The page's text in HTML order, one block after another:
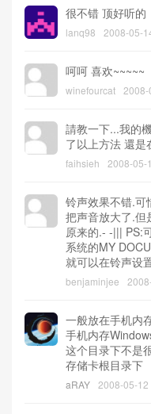
很不错 顶好听的
lanq98 2008-05-
呵呵 喜欢~~~~~
winefourcat
請教一下...我的
了以上方法 還
faihsieh 2008-05-
铃声效果不错.可
把声音放大了.但
原来的.- -||| PS:
系统的MY
就可以在铃声设
benjaminjee
一般放在手机内
手机内存
这个目录下不是
存储卡根目录下
aRAY 2008-05-12